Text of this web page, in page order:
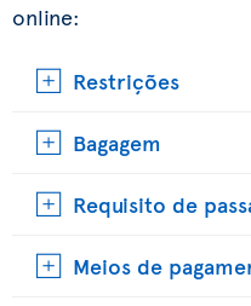
online:
Restrições
Bagagem
Requisito de
Meios de